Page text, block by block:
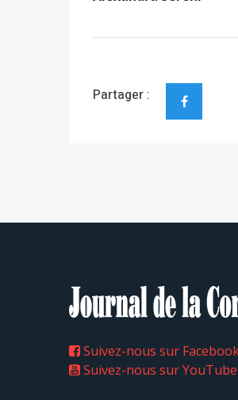
Suivez-nous sur YouTube